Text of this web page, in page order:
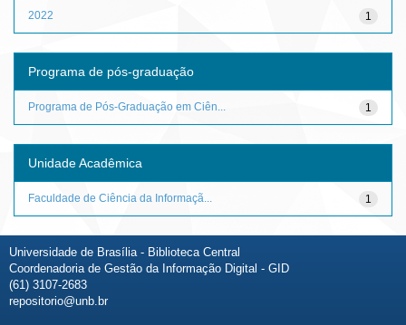
1
2022
Programa de pós-graduação
1
Programa de Pós-Graduação em Ciên...
Unidade Acadêmica
1
Faculdade de Ciência da Informaçã...
Universidade de Brasília - Biblioteca Central
Coordenadoria de Gestão da Informação Digital - GID
(61) 3107-2683
repositorio@unb.br